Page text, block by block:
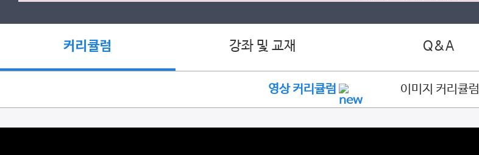
커리큘럼 강좌 및 교재 Q&A
영상 커리큘럼 이미지 커리큘럼